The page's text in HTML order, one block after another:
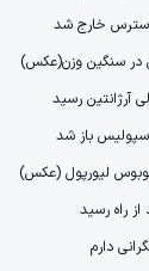
دسترس خارج شد
در سنگین وزن(عکس)
آرژانتین رسید
باز شد
لیورپول (عکس)
راه رسید
دارم